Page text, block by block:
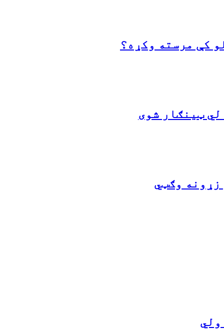
کې مرسته وکړه؟
ټینګار شوی
زړونه وګټي